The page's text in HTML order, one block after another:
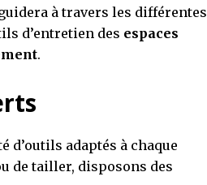
à travers les différentes
d’entretien des espaces
.
d’outils adaptés à chaque
de tailler, disposons des